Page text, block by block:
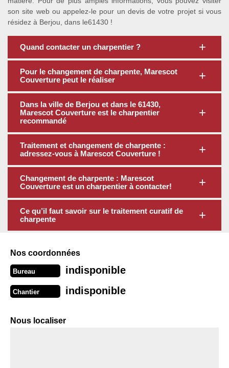
son site web ou appelez-le pour un devis de votre projet si vous
résidez à Berjou, dans le61430 !
Quand contacter un charpentier ?
Pour le changement de charpente, Marescot
Couverture peut le réaliser
Dans la ville de Berjou et dans le 61430,
Marescot Couverture est le charpentier
recommandé
Traitement et changement de charpente :
adressez-vous à Marescot Couverture !
Changement de charpente : Marescot
Couverture est un charpentier à contacter!
Ce qu’il faut savoir sur le traitement curatif de
charpente
Nos coordonnées
Bureau indisponible
Chantier indisponible
Nous localiser